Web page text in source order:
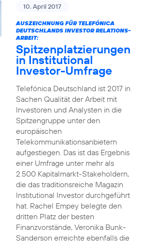
10. April 2017
AUSZEICHNUNG FÜR TELEFÓNICA
DEUTSCHLANDS INVESTOR RELATIONS-
ARBEIT:
Spitzenplatzierungen
in Institutional
Investor-Umfrage
Telefónica Deutschland ist 2017 in
Sachen Qualität der Arbeit mit
Investoren und Analysten in die
Spitzengruppe unter den
europäischen
Telekommunikationsanbietern
aufgestiegen. Das ist das Ergebnis
einer Umfrage unter mehr als
2.500 Kapitalmarkt-Stakeholdern,
die das traditionsreiche Magazin
Institutional Investor durchgeführt
hat. Rachel Empey belegte den
dritten Platz der besten
Finanzvorstände, Veronika Bunk-
Sanderson erreichte ebenfalls die